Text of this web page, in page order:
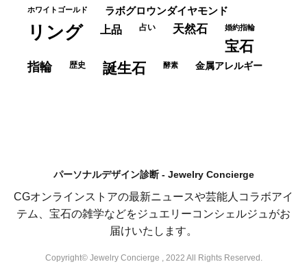
ホワイトゴールド ラボグロウンダイヤモンド
リング 上品 占い 天然石 婚約指輪
宝石
指輪 歴史 誕生石 酵素 金属アレルギー
パーソナルデザイン診断 - Jewelry Concierge
CGオンラインストアの最新ニュースや芸能人コラボアイ
テム、宝石の雑学などをジュエリーコンシェルジュがお
届けいたします。
Copyright© Jewelry Concierge , 2022 All Rights Reserved.